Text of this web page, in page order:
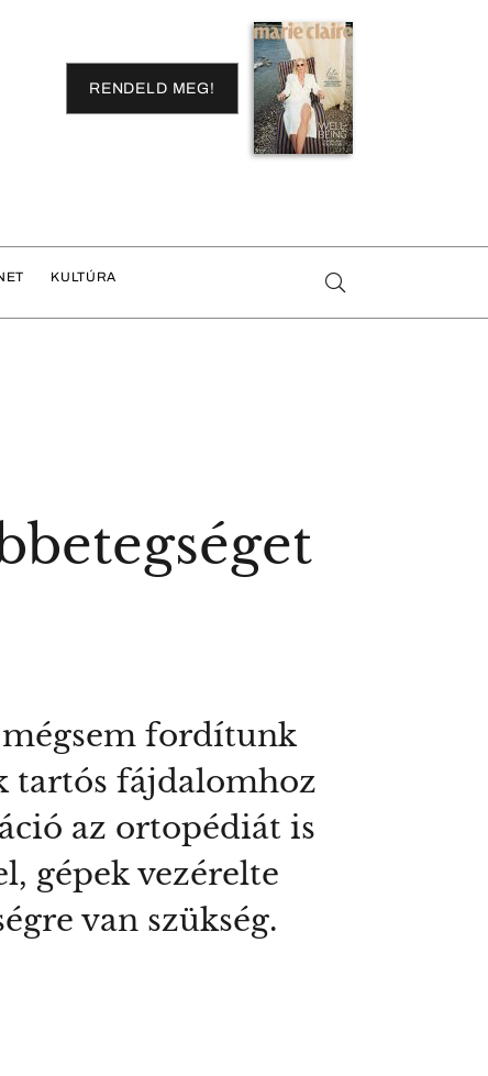
RENDELD MEG!
KULTÚRA
fordítunk
tartós fájdalomhoz
az ortopédiát is
gépek vezérelte
van szükség.